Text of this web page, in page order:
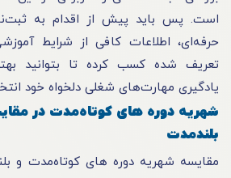
است‌. پس باید پیش از اقدام به
حرفه‌ای، اطلاعات کافی از شرایط
تعریف شده کسب کرده تا بتوانید
یادگیری مهارت‌های شغلی دلخواه خود
شهریه دوره های کوتاه‌مدت در
بلندمدت
مقایسه شهریه دوره های کوتاه‌مدت و